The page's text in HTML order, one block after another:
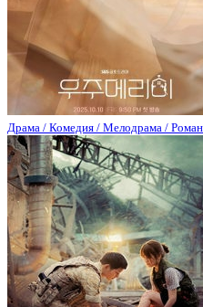
Драма / Комедия / Мелодрама /